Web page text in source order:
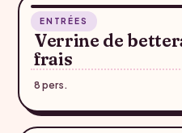
ENTRÉES
Verrine de
frais
8 pers.